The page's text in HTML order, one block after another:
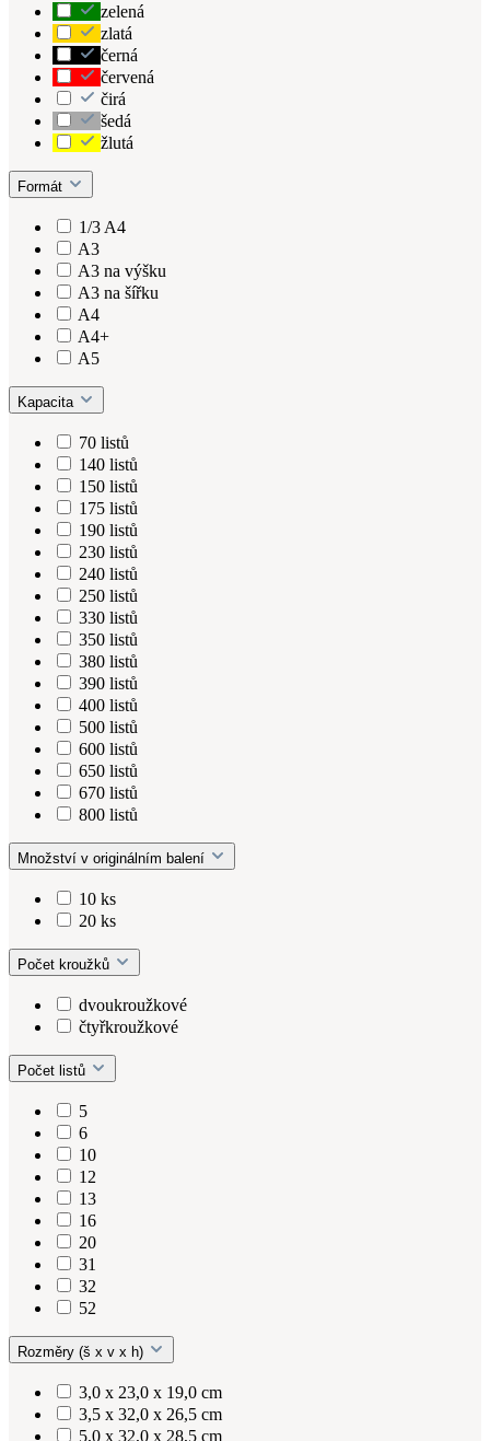
zelená
zlatá
černá
červená
čirá
šedá
žlutá
Formát
1/3 A4
A3
A3 na výšku
A3 na šířku
A4
A4+
A5
Kapacita
70 listů
140 listů
150 listů
175 listů
190 listů
230 listů
240 listů
250 listů
330 listů
350 listů
380 listů
390 listů
400 listů
500 listů
600 listů
650 listů
670 listů
800 listů
Množství v originálním balení
10 ks
20 ks
Počet kroužků
dvoukroužkové
čtyřkroužkové
Počet listů
5
6
10
12
13
16
20
31
32
52
Rozměry (š x v x h)
3,0 x 23,0 x 19,0 cm
3,5 x 32,0 x 26,5 cm
5,0 x 32,0 x 28,5 cm